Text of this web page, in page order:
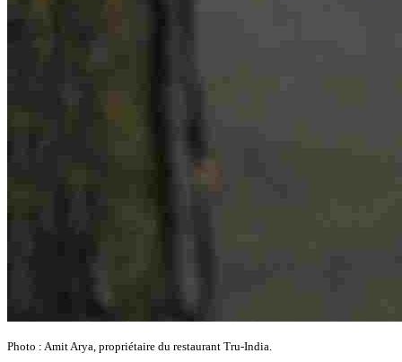
Photo : Amit Arya, propriétaire du restaurant Tru-India.